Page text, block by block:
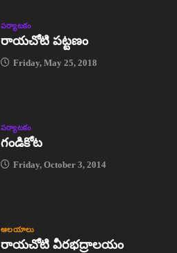
పర్యాటకం
రాయచోటి పట్టణం
Friday, May 25, 2018
పర్యాటకం
గండికోట
Friday, October 3, 2014
ఆలయాలు
రాయచోటి వీరభద్రాలయం